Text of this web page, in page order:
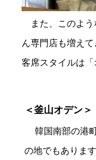
また、このよう
ん専門店も増え
客席スタイルは
＜釜山オデン＞
韓国南部の港
の地でもありま